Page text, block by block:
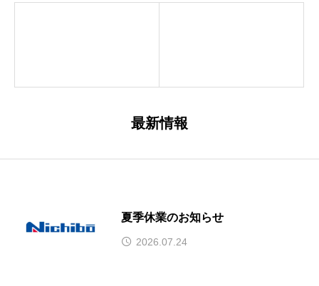
最新情報
夏季休業のお知らせ
2026.07.24